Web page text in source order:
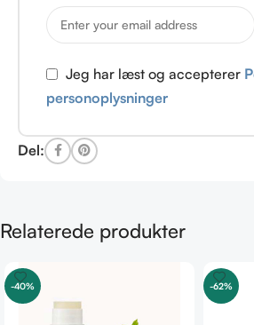
Jeg har læst og accepterer
personoplysninger
Del:
Relaterede produkter
-40% -62%